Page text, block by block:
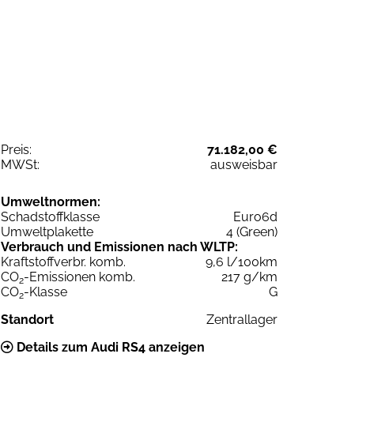
Preis:
71.182,00 €
MWSt:
ausweisbar
Umweltnormen:
Schadstoffklasse
Euro6d
Umweltplakette
4 (Green)
Verbrauch und Emissionen nach WLTP:
Kraftstoffverbr. komb.
9,6 l/100km
CO2-Emissionen komb.
217 g/km
CO2-Klasse
G
Standort
Zentrallager
Details zum Audi RS4 anzeigen